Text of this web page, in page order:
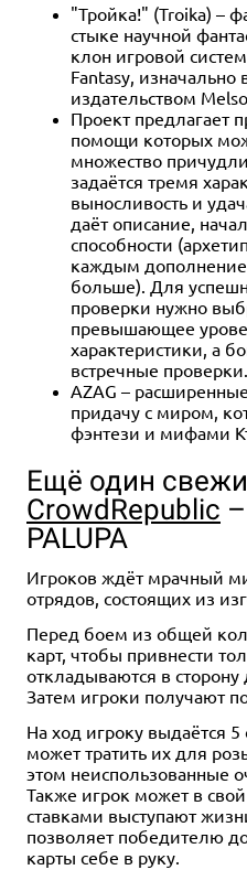
"Тройка!" (Troika) –
стыке научной
клон игровой
Fantasy,
издательством
Проект предлагает
помощи которых
множество
задаётся тремя
выносливость и
даёт описание,
способности
каждым
больше). Для
проверки нужно
превышающее
характеристики, а
встречные проверки.
AZAG –
придачу с миром,
фэнтези и мифами
Ещё один
CrowdRepublic
PALUPA
Игроков ждёт мрачный
отрядов, состоящих из
Перед боем из общей
карт, чтобы привнести
откладываются в
Затем игроки получают
На ход игроку выдаётся
может тратить их для
этом неиспользованные
Также игрок может в
ставками выступают
позволяет победителю
карты себе в руку.